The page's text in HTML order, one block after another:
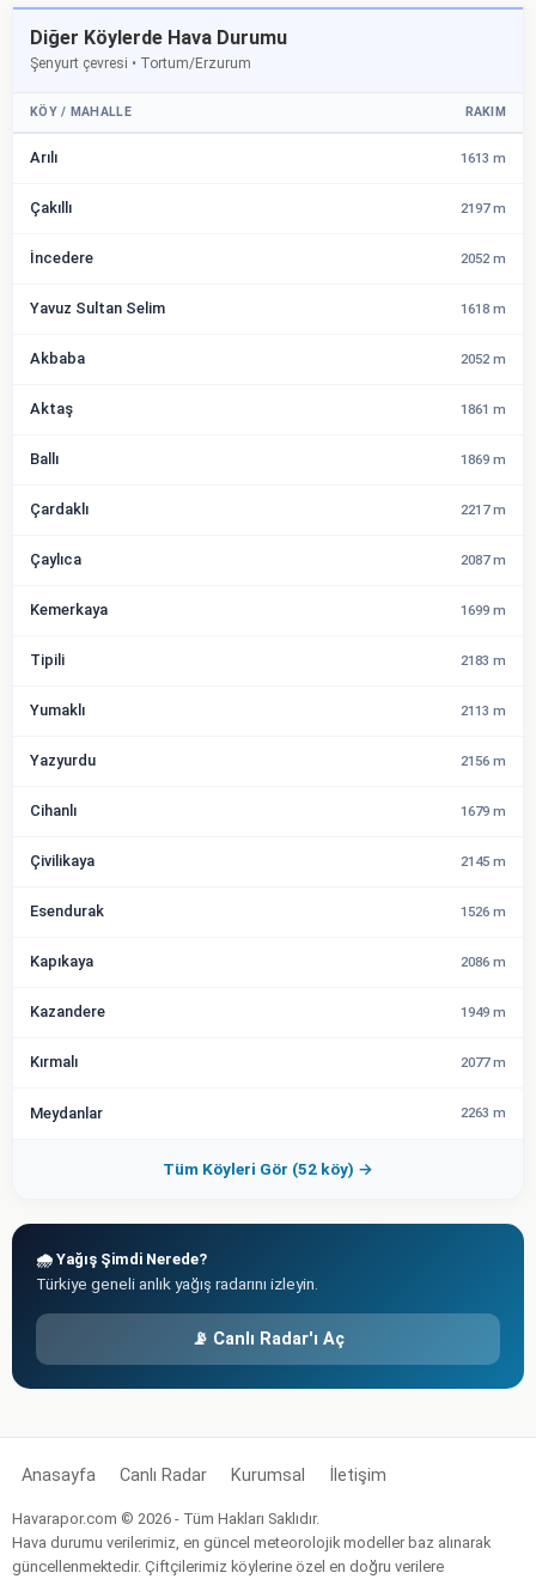
Diğer Köylerde Hava Durumu
Şenyurt çevresi • Tortum/Erzurum
KÖY / MAHALLE RAKIM
Arılı 1613 m
Çakıllı 2197 m
İncedere 2052 m
Yavuz Sultan Selim 1618 m
Akbaba 2052 m
Aktaş 1861 m
Ballı 1869 m
Çardaklı 2217 m
Çaylıca 2087 m
Kemerkaya 1699 m
Tipili 2183 m
Yumaklı 2113 m
Yazyurdu 2156 m
Cihanlı 1679 m
Çivilikaya 2145 m
Esendurak 1526 m
Kapıkaya 2086 m
Kazandere 1949 m
Kırmalı 2077 m
Meydanlar 2263 m
Tüm Köyleri Gör (52 köy) →
🌧️ Yağış Şimdi Nerede?
Türkiye geneli anlık yağış radarını izleyin.
📡 Canlı Radar'ı Aç
Anasayfa Canlı Radar Kurumsal İletişim
Havarapor.com © 2026 - Tüm Hakları Saklıdır.
Hava durumu verilerimiz, en güncel meteorolojik modeller baz alınarak
güncellenmektedir. Çiftçilerimiz köylerine özel en doğru verilere